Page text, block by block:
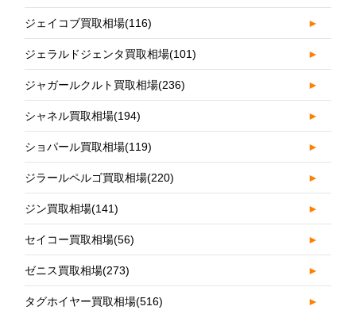
ジェイコブ買取相場(116) ►
ジェラルドジェンタ買取相場(101) ►
ジャガールクルト買取相場(236) ►
シャネル買取相場(194) ►
ショパール買取相場(119) ►
ジラールペルゴ買取相場(220) ►
ジン買取相場(141) ►
セイコー買取相場(56) ►
ゼニス買取相場(273) ►
タグホイヤー買取相場(516) ►